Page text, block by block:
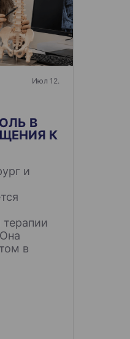
Июл 12.
В
К
и
в